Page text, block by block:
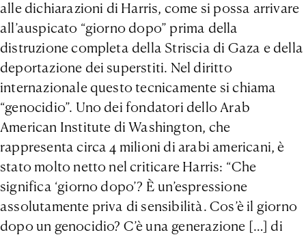
alle dichiarazioni di Harris, come si possa arrivare
all’auspicato “giorno dopo” prima della
distruzione completa della Striscia di Gaza e della
deportazione dei superstiti. Nel diritto
internazionale questo tecnicamente si chiama
“genocidio”. Uno dei fondatori dello Arab
American Institute di Washington, che
rappresenta circa 4 milioni di arabi americani, è
stato molto netto nel criticare Harris: “Che
significa ‘giorno dopo’? È un’espressione
assolutamente priva di sensibilità. Cos’è il giorno
dopo un genocidio? C’è una generazione […] di